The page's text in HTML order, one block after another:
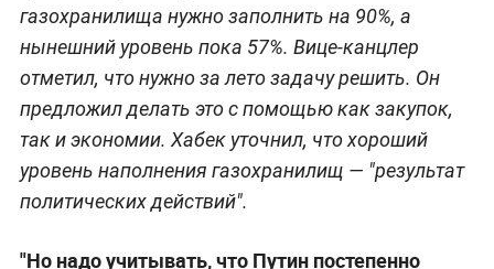
газохранилища нужно заполнить на 90%, а
нынешний уровень пока 57%. Вице-канцлер
отметил, что нужно за лето задачу решить. Он
предложил делать это с помощью как закупок,
так и экономии. Хабек уточнил, что хороший
уровень наполнения газохранилищ — "результат
политических действий".
"Но надо учитывать, что Путин постепенно